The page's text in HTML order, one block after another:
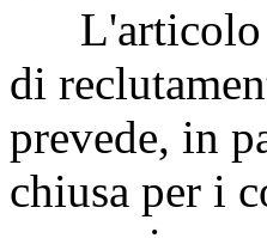
L'articolo
di
prevede, in
chiusa per i